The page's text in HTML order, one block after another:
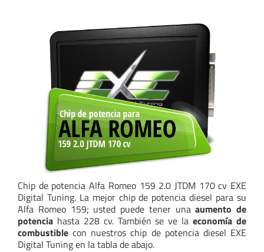
Chip de potencia Alfa Romeo 159 2.0 JTDM 170 cv EXE
Digital Tuning. La mejor chip de potencia diesel para su
Alfa Romeo 159; usted puede tener unaaumento de
potencia hasta 228 cv. También se ve laeconomía de
combustiblecon nuestros chip de potencia diesel EXE
Digital Tuning en la tabla de abajo.